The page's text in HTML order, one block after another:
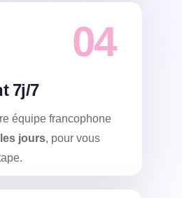
04
7j/7
équipe francophone
jours, pour vous